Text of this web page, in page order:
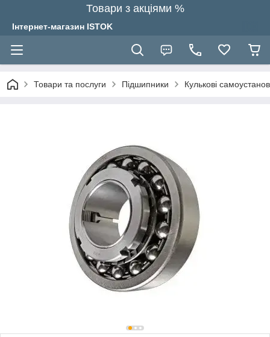
Товари з акціями %
Інтернет-магазин ISTOK
Товари та послуги Підшипники Кулькові